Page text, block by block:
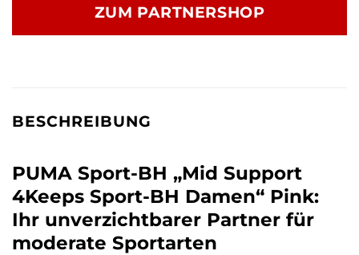
ZUM PARTNERSHOP
BESCHREIBUNG
PUMA Sport-BH „Mid Support
4Keeps Sport-BH Damen“ Pink:
Ihr unverzichtbarer Partner für
moderate Sportarten